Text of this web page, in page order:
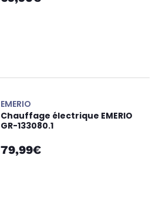
EMERIO
Chauffage électrique EMERIO
GR-133080.1
79,99€